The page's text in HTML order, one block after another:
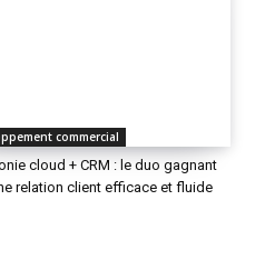
commercial
cloud + CRM : le duo gagnant
relation client efficace et fluide